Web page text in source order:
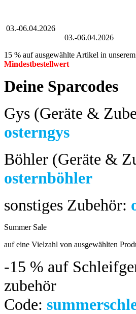
03.-06.04.2026
03.-06.04.2026
15 % auf ausgewählte Artikel in
Mindestbestellwert
Deine Sparcodes
Gys (Geräte &
osterngys
Böhler (Geräte &
osternböhler
sonstiges Zubehör:
Summer Sale
auf eine Vielzahl von ausgewählten
-15 % auf
zubehör
Code: